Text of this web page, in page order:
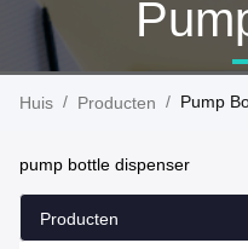
Huis / Producten / Pump
pump bottle dispenser
Producten